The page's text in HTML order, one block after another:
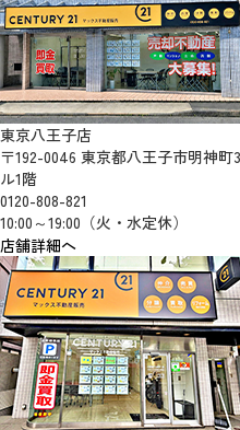
東京八王子店
〒192-0046 東京都八王子市明神
ル1階
0120-808-821
10:00～19:00（火・水定休）
店舗詳細へ